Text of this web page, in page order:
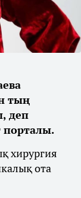
тың
деп
порталы.
хирургия
ота